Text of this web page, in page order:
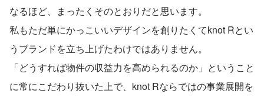
なるほど、まったくそのとおりだと思います。
私もただ単にかっこいいデザインを創りたくてknot Rとい
うブランドを立ち上げたわけではありません。
「どうすれば物件の収益力を高められるのか」ということ
に常にこだわり抜いた上で、knot Rならではの事業展開を